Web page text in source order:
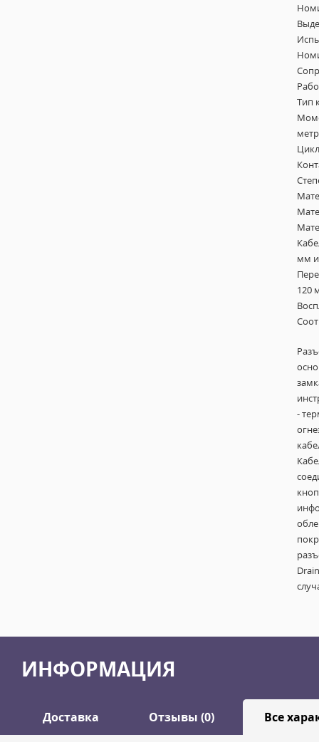
Тип
мм и
120
-
ИНФОРМАЦИЯ
Доставка Отзывы (0) Все